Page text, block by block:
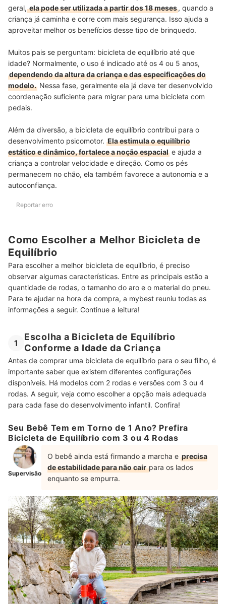
geral,ela pode ser utilizada a partir dos 18 meses, quando a
criança já caminha e corre com mais segurança. Isso ajuda a
aproveitar melhor os benefícios desse tipo de brinquedo.
Muitos pais se perguntam: bicicleta de equilíbrio até que
idade? Normalmente, o uso é indicado até os 4 ou 5 anos,
dependendo da altura da criança e das especificações do
modelo. Nessa fase, geralmente ela já deve ter desenvolvido
coordenação suficiente para migrar para uma bicicleta com
pedais.
Além da diversão, a bicicleta de equilíbrio contribui para o
desenvolvimento psicomotor. Ela estimula o equilíbrio
estático e dinâmico, fortalece a noção espacial e ajuda a
criança a controlar velocidade e direção. Como os pés
permanecem no chão, ela também favorece a autonomia e a
autoconfiança.
Reportar erro
Como Escolher a Melhor Bicicleta de
Equilíbrio
Para escolher a melhor bicicleta de equilíbrio, é preciso
observar algumas características. Entre as principais estão a
quantidade de rodas, o tamanho do aro e o material do pneu.
Para te ajudar na hora da compra, a mybest reuniu todas as
informações a seguir. Continue a leitura!
1
Escolha a Bicicleta de Equilíbrio
Conforme a Idade da Criança
Antes de comprar uma bicicleta de equilíbrio para o seu filho, é
importante saber que existem diferentes configurações
disponíveis. Há modelos com 2 rodas e versões com 3 ou 4
rodas. A seguir, veja como escolher a opção mais adequada
para cada fase do desenvolvimento infantil. Confira!
Seu Bebê Tem em Torno de 1 Ano? Prefira
Bicicleta de Equilíbrio com 3 ou 4 Rodas
Supervisão
O bebê ainda está firmando a marcha e precisa
de estabilidade para não cairpara os lados
enquanto se empurra.